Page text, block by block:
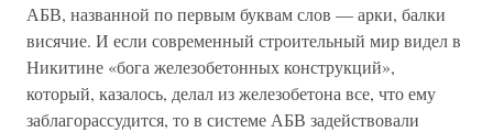
АБВ, названной по первым буквам слов — арки, балки
висячие. И если современный строительный мир видел в
Никитине «бога железобетонных конструкций»,
который, казалось, делал из железобетона все, что ему
заблагорассудится, то в системе АБВ задействовали